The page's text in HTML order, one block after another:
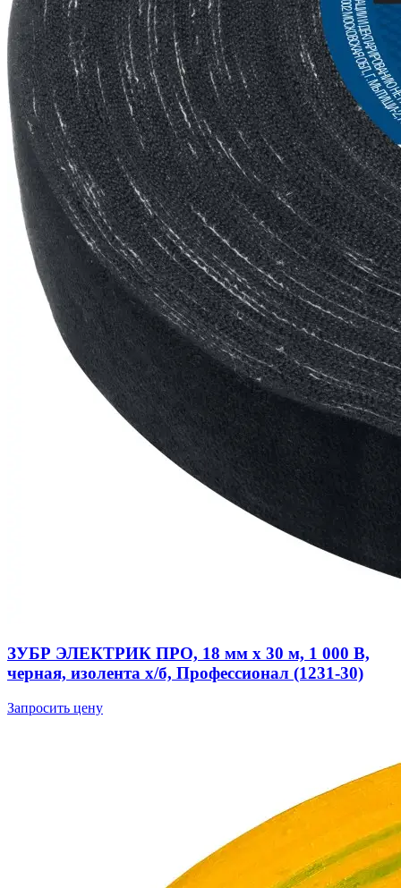
ЗУБР ЭЛЕКТРИК ПРО, 18 мм х 30 м, 1 000 В,
черная, изолента х/б, Профессионал (1231-30)
Запросить цену